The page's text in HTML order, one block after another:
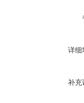
详细
补充